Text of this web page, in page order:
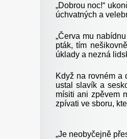
„Dobrou noc!“
úchvatných a
„Červa mu
pták, tím
úklady a nezná
Když na rovném a
ustal slavík a
mísiti ani zpěvem
zpívati ve sboru,
„Je neobyčejně